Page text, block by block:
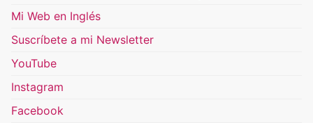
Mi Web en Inglés
Suscríbete a mi Newsletter
YouTube
Instagram
Facebook